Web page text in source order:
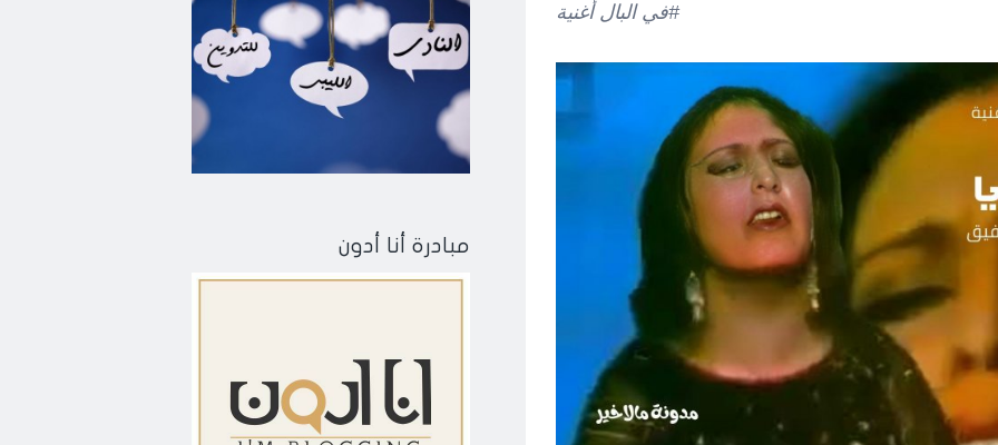
#في البال أغنية
مبادرة أنا أدون